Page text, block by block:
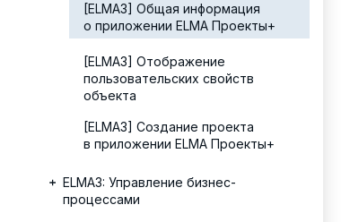
[ELMA3] Общая информация
о приложении ELMA Проекты+
[ELMA3] Отображение
пользовательских свойств
объекта
[ELMA3] Создание проекта
в приложении ELMA Проекты+
ELMA3: Управление бизнес-
процессами